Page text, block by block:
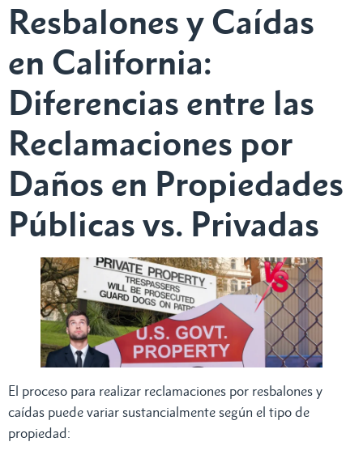
Resbalones y Caídas
en California:
Diferencias entre las
Reclamaciones por
Daños en Propiedades
Públicas vs. Privadas
El proceso para realizar reclamaciones por resbalones y
caídas puede variar sustancialmente según el tipo de
propiedad: